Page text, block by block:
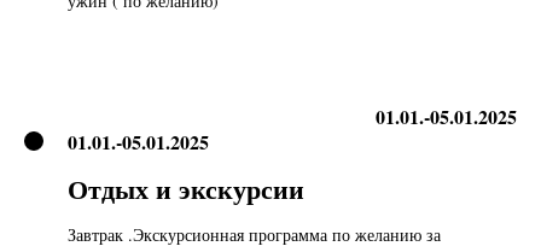
01.01.-05.01.2025
01.01.-05.01.2025
Отдых и экскурсии
Завтрак .Экскурсионная программа по желанию за